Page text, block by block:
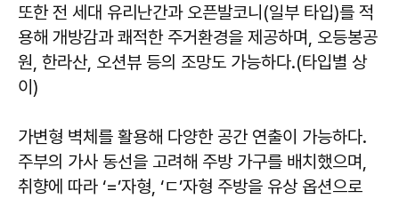
또한 전 세대 유리난간과 오픈발코니(일부 타입)를 적
용해 개방감과 쾌적한 주거환경을 제공하며, 오등봉공
원, 한라산, 오션뷰 등의 조망도 가능하다.(타입별 상
이)
가변형 벽체를 활용해 다양한 공간 연출이 가능하다.
주부의 가사 동선을 고려해 주방 가구를 배치했으며,
취향에 따라 ‘=’자형, ‘ㄷ’자형 주방을 유상 옵션으로